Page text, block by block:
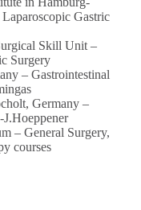
Gastric
Skill Unit –
Surgery
– Gastrointestinal
Germany –
– General Surgery,
courses